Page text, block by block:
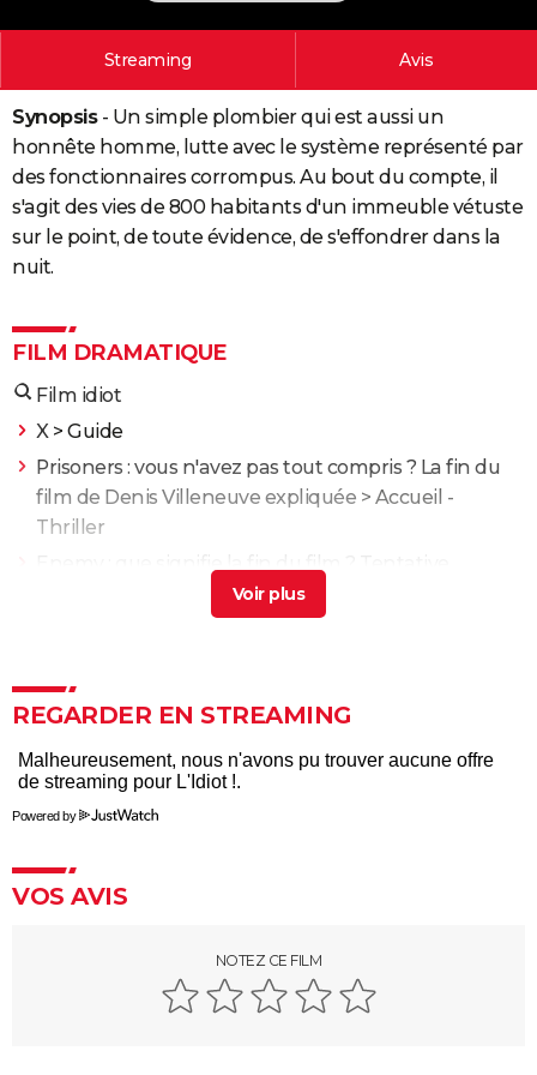
PHOTO
BONS PLANS
CARTE DE VOEUX
Carte de Noël
Carte Bonne année
Carte Saint-Valentin
Carte Pâques
Carte d'anniversaire
DICTIONNAIRE
Dictionnaire
Biographies
Citations
Expressions
Proverbes
PROGRAMME TV
S'inscrire
Se connecter
Lycées
Collèges
Primaires
Universités
Entreprises
Service militaire
Avis de recherche
Bricolage
Lifestyle
Culture
Sport
Auto
Television
Voyage
Cinema
Streaming Avis
Synopsis- Un simple plombier qui est aussi un
honnête homme, lutte avec le système représenté par
des fonctionnaires corrompus. Au bout du compte, il
s'agit des vies de 800 habitants d'un immeuble vétuste
sur le point, de toute évidence, de s'effondrer dans la
nuit.
FILM DRAMATIQUE
Film idiot
X > Guide
Prisoners : vous n'avez pas tout compris ? La fin du
film de Denis Villeneuve expliquée > Accueil -
Thriller
Netflix
L'Odyssée : "chef d'oeuvre épique", "expérience
brute"... Les critiques sont unanimes
L'Etranger : que vaut l'adaptation du roman d'Albert
Camus par François Ozon ? L'avis des critiques
Anatomie d'une chute : Sandra a-t-elle vraiment tué
son mari ? Ce qu'en dit la réalisatrice Justine Triet
Voyage au bout de l'enfer
REGARDER EN STREAMING
Powered by
VOS AVIS
NOTEZ CE FILM